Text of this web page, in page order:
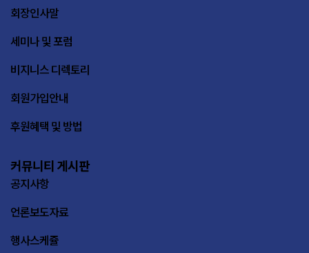
회장인사말
세미나 및 포럼
비지니스 디렉토리
회원가입안내
후원혜택 및 방법
커뮤니티 게시판
공지사항
언론보도자료
행사스케쥴